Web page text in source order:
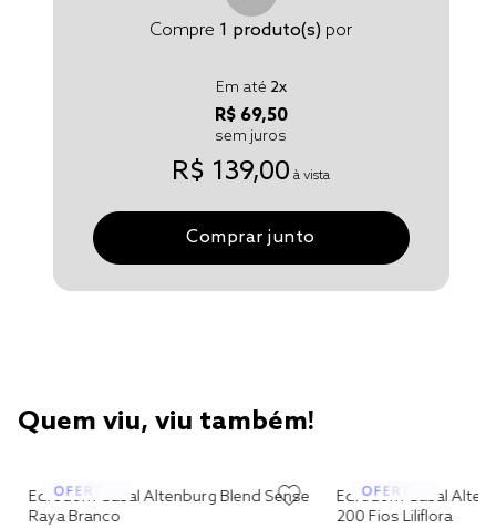
Compre 1 produto(s) por
Em até 2x
R$ 69,50
sem juros
R$ 139,00 à vista
Comprar junto
Quem viu, viu também!
Edredom Casal Altenburg Blend Sense
Raya Branco
Edredom Casal
200 Fios Liliflora